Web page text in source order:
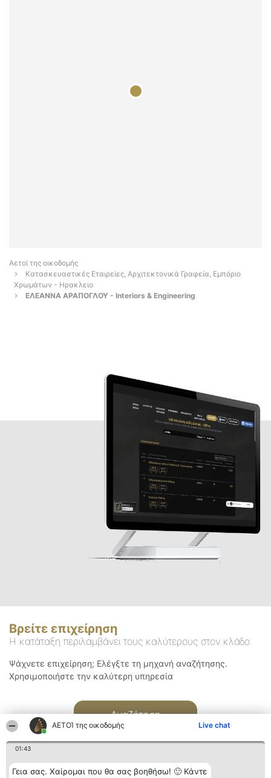
ΑΕΤΟΊ της οικοδομής Live chat
01:43
Γεια σας. Χαίρομαι που θα σας βοηθήσω! 🙂 Κάντε
Αετοί της οικοδομής
Κατασκευαστικές Εταιρείες, Αρχιτεκτονικά Γραφεία, Εμπόριο
Χρωμάτων - Ηρακλειο
ΕΛΕΑΝΝΑ ΑΡΑΠΟΓΛΟΥ - Interiors & Engineering
Βρείτε επιχείρηση
Η κατάταξη περιλαμβάνει τους καλύτερους στον κλάδο
Ψάχνετε επιχείρηση; Ελέγξτε τη μηχανή αναζήτησης.
Χρησιμοποιήστε την καλύτερη υπηρεσία
Αναζήτηση